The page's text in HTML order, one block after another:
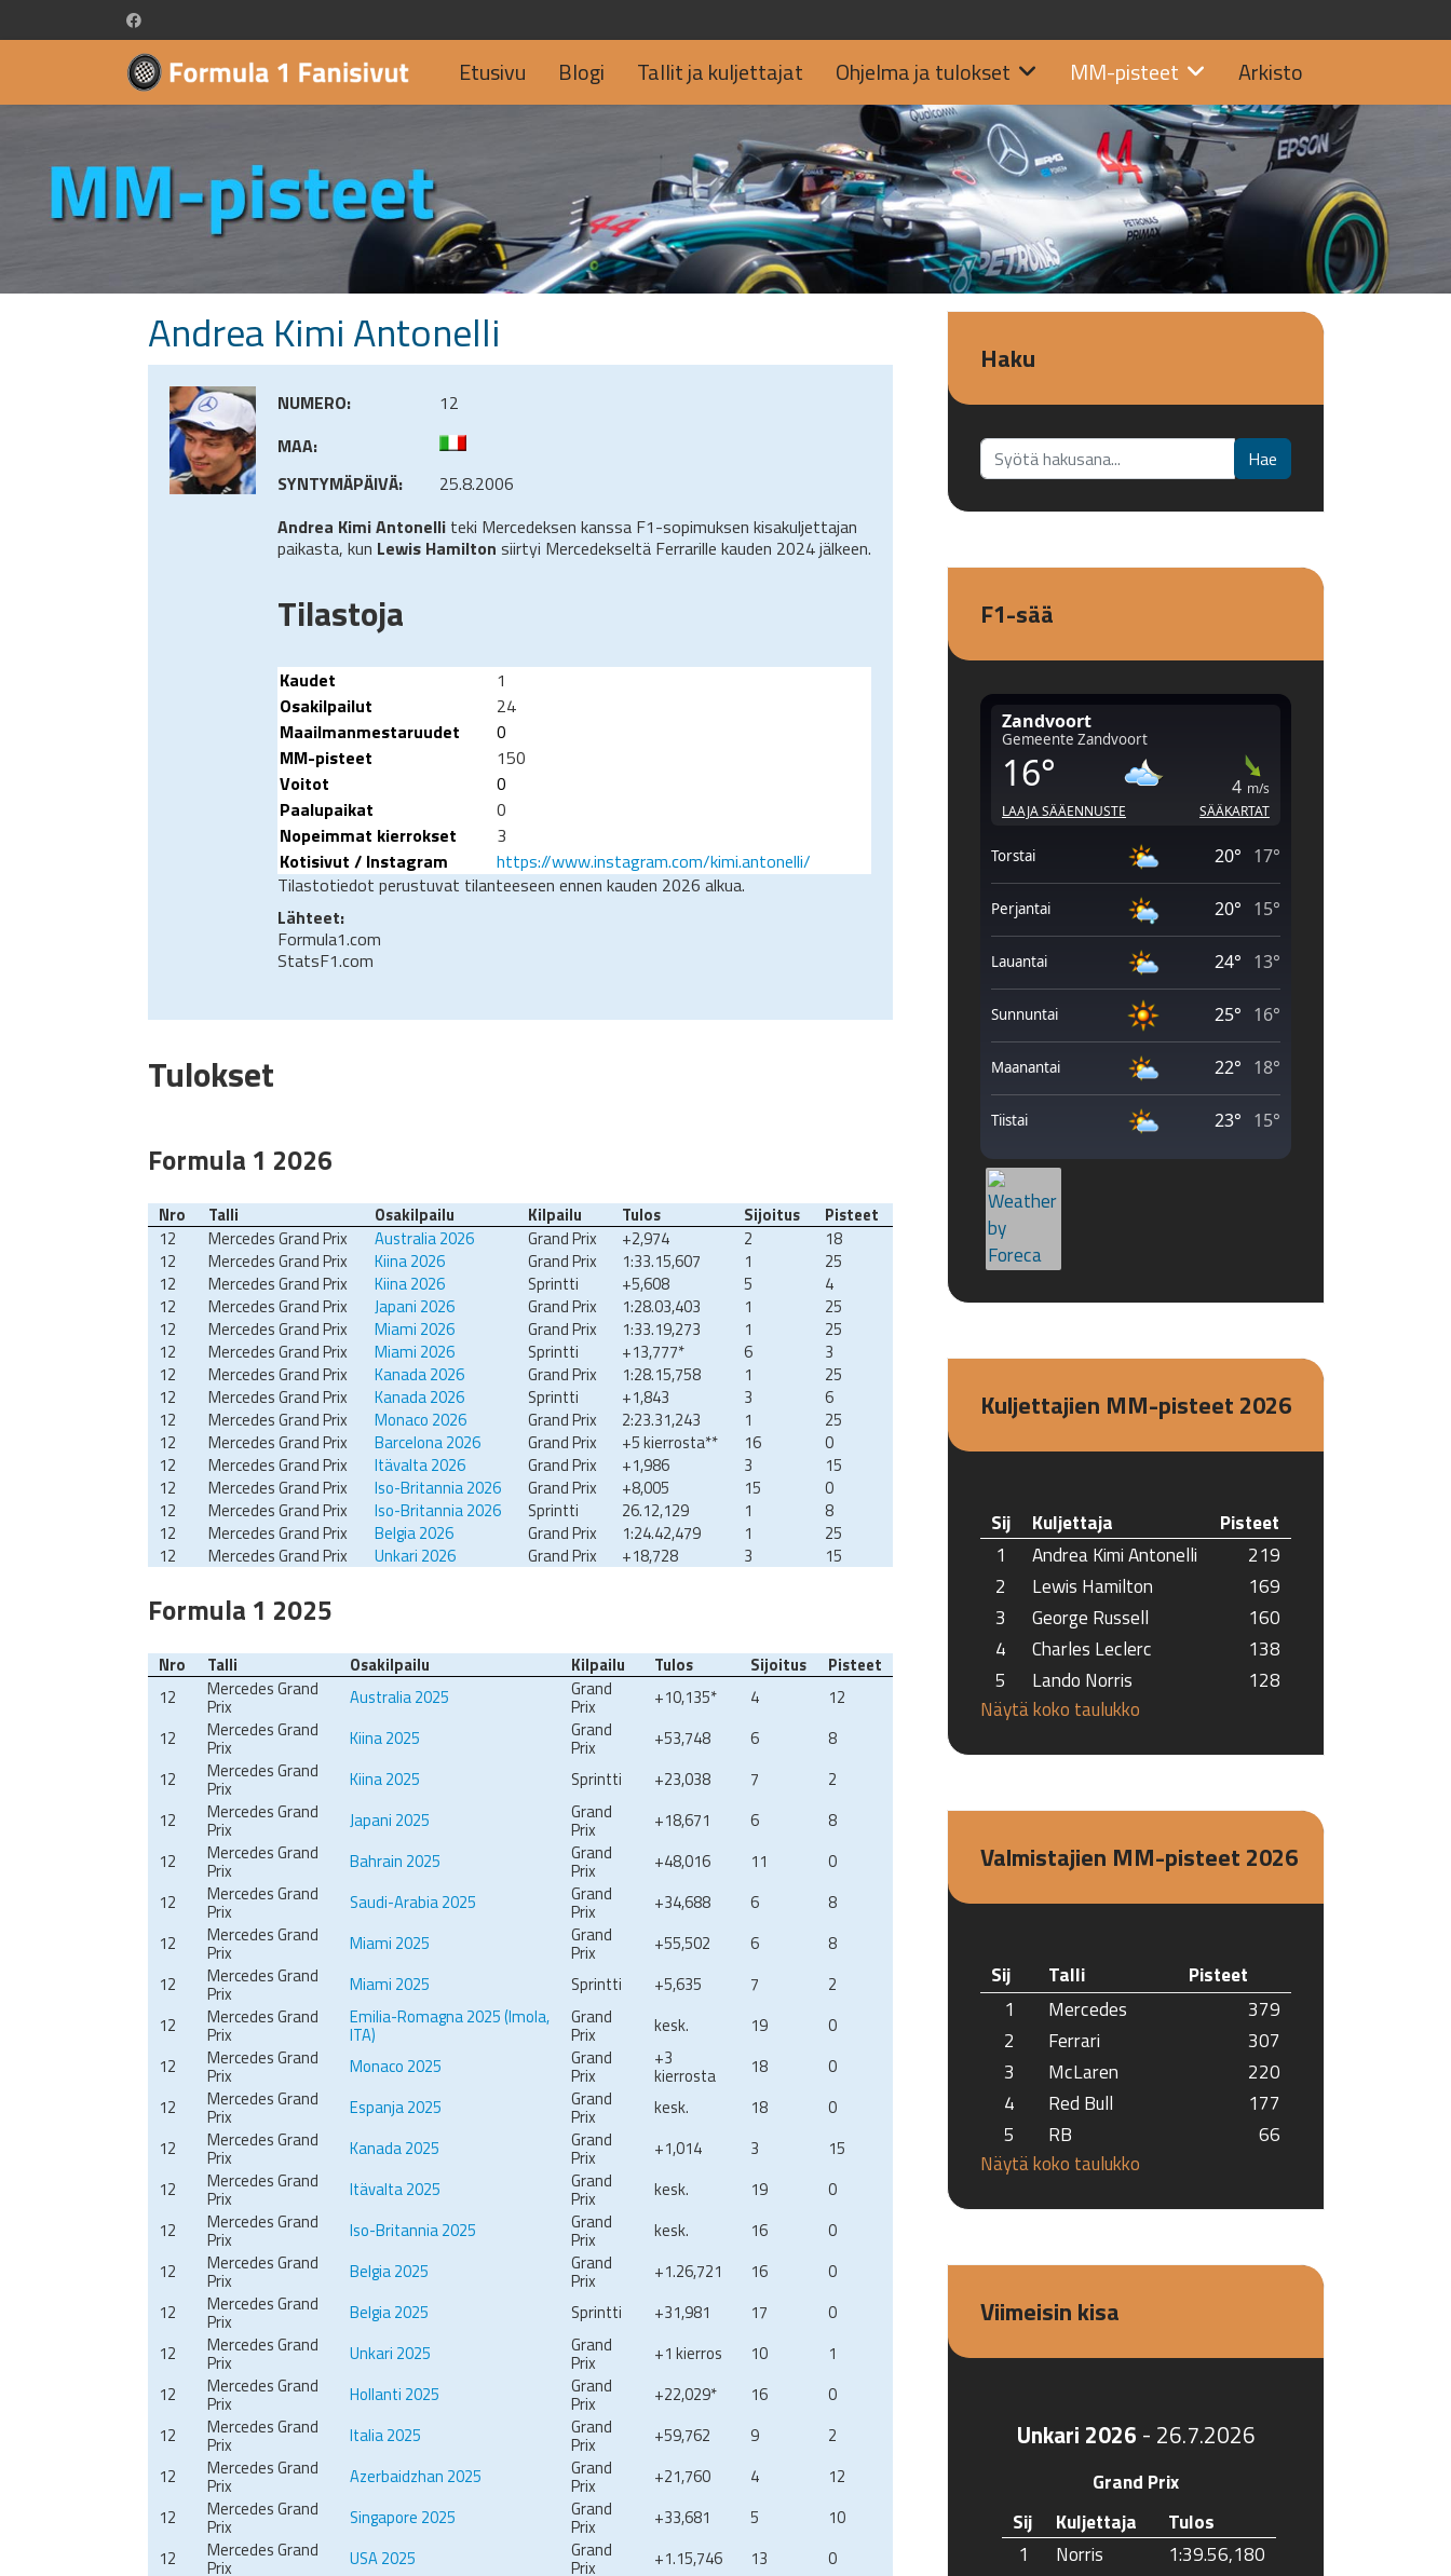
Etusivu Blogi Tallit ja kuljettajat Ohjelma ja tulokset MM-pisteet Arkisto
Andrea Kimi Antonelli
NUMERO:
12
MAA:
SYNTYMÄPÄIVÄ:
25.8.2006
Andrea Kimi Antonelli teki Mercedeksen kanssa F1-sopimuksen kisakuljettajan
paikasta, kun Lewis Hamilton siirtyi Mercedekseltä Ferrarille kauden 2024 jälkeen.
Tilastoja
Kaudet
1
Osakilpailut
24
Maailmanmestaruudet
0
MM-pisteet
150
Voitot
0
Paalupaikat
0
Nopeimmat kierrokset
3
Kotisivut / Instagram
https://www.instagram.com/kimi.antonelli/
Tilastotiedot perustuvat tilanteeseen ennen kauden 2026 alkua.
Lähteet:
Formula1.com
StatsF1.com
Tulokset
Formula 1 2026
Nro Talli Osakilpailu Kilpailu Tulos Sijoitus
Pisteet
12
Mercedes Grand Prix Australia 2026 Grand Prix +2,974 2
18
12
Mercedes Grand Prix Kiina 2026 Grand Prix 1:33.15,607 1
25
12
Mercedes Grand Prix Kiina 2026 Sprintti +5,608 5
4
12
Mercedes Grand Prix Japani 2026 Grand Prix 1:28.03,403 1
25
12
Mercedes Grand Prix Miami 2026 Grand Prix 1:33.19,273 1
25
12
Mercedes Grand Prix Miami 2026 Sprintti +13,777* 6
3
12
Mercedes Grand Prix Kanada 2026 Grand Prix 1:28.15,758 1
25
12
Mercedes Grand Prix Kanada 2026 Sprintti +1,843 3
6
12
Mercedes Grand Prix Monaco 2026 Grand Prix 2:23.31,243 1
25
12
Mercedes Grand Prix Barcelona 2026 Grand Prix +5 kierrosta** 16
0
12
Mercedes Grand Prix Itävalta 2026 Grand Prix +1,986 3
15
12
Mercedes Grand Prix Iso-Britannia 2026 Grand Prix +8,005 15
0
12
Mercedes Grand Prix Iso-Britannia 2026 Sprintti 26.12,129 1
8
12
Mercedes Grand Prix Belgia 2026 Grand Prix 1:24.42,479 1
25
12
Mercedes Grand Prix Unkari 2026 Grand Prix +18,728 3 15
Formula 1 2025
Nro Talli Osakilpailu Kilpailu Tulos Sijoitus
Pisteet
12
Mercedes Grand
Prix Australia 2025 Grand
Prix +10,135* 4
12
12
Mercedes Grand
Prix Kiina 2025 Grand
Prix +53,748 6
8
12
Mercedes Grand
Prix Kiina 2025 Sprintti +23,038 7
2
12
Mercedes Grand
Prix Japani 2025 Grand
Prix +18,671 6
8
12
Mercedes Grand
Prix Bahrain 2025 Grand
Prix +48,016 11
0
12
Mercedes Grand
Prix Saudi-Arabia 2025 Grand
Prix +34,688 6
8
12
Mercedes Grand
Prix Miami 2025 Grand
Prix +55,502 6
8
12
Mercedes Grand
Prix Miami 2025 Sprintti +5,635 7
2
12
Mercedes Grand
Prix
Emilia-Romagna 2025 (Imola,
ITA)
Grand
Prix kesk. 19
0
12
Mercedes Grand
Prix Monaco 2025 Grand
Prix
+3
kierrosta 18
0
12
Mercedes Grand
Prix Espanja 2025 Grand
Prix kesk. 18
0
12
Mercedes Grand
Prix Kanada 2025 Grand
Prix +1,014 3
15
12
Mercedes Grand
Prix Itävalta 2025 Grand
Prix kesk. 19
0
12
Mercedes Grand
Prix Iso-Britannia 2025 Grand
Prix kesk. 16
0
12
Mercedes Grand
Prix Belgia 2025 Grand
Prix +1.26,721 16
0
12
Mercedes Grand
Prix Belgia 2025 Sprintti +31,981 17
0
12
Mercedes Grand
Prix Unkari 2025 Grand
Prix +1 kierros 10
1
12
Mercedes Grand
Prix Hollanti 2025 Grand
Prix +22,029* 16
0
12
Mercedes Grand
Prix Italia 2025 Grand
Prix +59,762 9
2
12
Mercedes Grand
Prix Azerbaidzhan 2025 Grand
Prix +21,760 4
12
12
Mercedes Grand
Prix Singapore 2025 Grand
Prix +33,681 5
10
12
Mercedes Grand
Prix USA 2025 Grand
Prix +1.15,746 13
0
Haku
Etsi... Hae
F1-sää
Kuljettajien MM-pisteet 2026
Sij Kuljettaja
Pisteet
1
Andrea Kimi Antonelli
219
2
Lewis Hamilton
169
3
George Russell
160
4
Charles Leclerc
138
5
Lando Norris
128
Näytä koko taulukko
Valmistajien MM-pisteet 2026
Sij Talli
Pisteet
1
Mercedes
379
2
Ferrari
307
3
McLaren
220
4
Red Bull
177
5
RB
66
Näytä koko taulukko
Viimeisin kisa
Unkari 2026 - 26.7.2026
Grand Prix
Sij
Kuljettaja
Tulos
1
Norris
1:39.56,180